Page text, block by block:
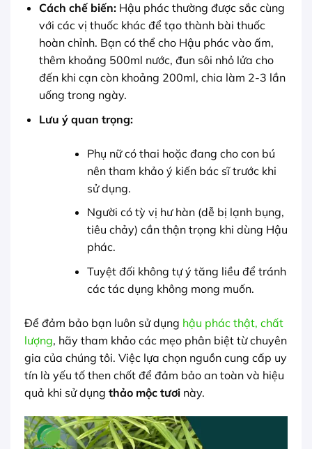
Cách chế biến:Hậu phác thường được sắc cùng
với các vị thuốc khác để tạo thành bài thuốc
hoàn chỉnh. Bạn có thể cho Hậu phác vào ấm,
thêm khoảng 500ml nước, đun sôi nhỏ lửa cho
đến khi cạn còn khoảng 200ml, chia làm 2-3 lần
uống trong ngày.
Lưu ý quan trọng:
Phụ nữ có thai hoặc đang cho con bú
nên tham khảo ý kiến bác sĩ trước khi
sử dụng.
Người có tỳ vị hư hàn (dễ bị lạnh bụng,
tiêu chảy) cần thận trọng khi dùng Hậu
phác.
Tuyệt đối không tự ý tăng liều để tránh
các tác dụng không mong muốn.
Để đảm bảo bạn luôn sử dụng hậu phác thật, chất
lượng, hãy tham khảo các mẹo phân biệt từ chuyên
gia của chúng tôi. Việc lựa chọn nguồn cung cấp uy
tín là yếu tố then chốt để đảm bảo an toàn và hiệu
quả khi sử dụng thảo mộc tươi này.